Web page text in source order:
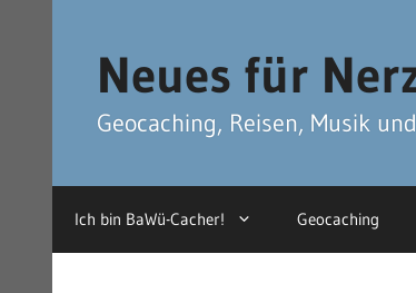
Neues für
Geocaching, Reisen, Musik
Ich bin BaWü-Cacher! Geocaching